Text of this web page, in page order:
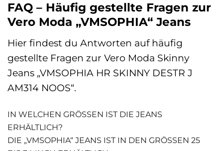
FAQ – Häufig gestellte Fragen zur
Vero Moda „VMSOPHIA“ Jeans
Hier findest du Antworten auf häufig
gestellte Fragen zur Vero Moda Skinny
Jeans „VMSOPHIA HR SKINNY DESTR J
AM314 NOOS“.
IN WELCHEN GRÖSSEN IST DIE JEANS E
RHÄLTLICH?
DIE „VMSOPHIA“ JEANS IST IN DEN GRÖSSEN 25 B